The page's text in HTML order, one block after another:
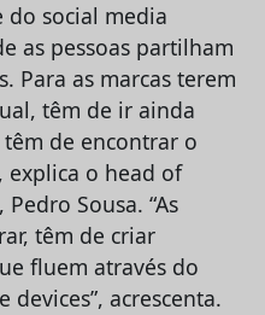
do social media
as pessoas partilham
Para as marcas terem
têm de ir ainda
de encontrar o
explica o head of
Sousa. “As
têm de criar
fluem através do
acrescenta.